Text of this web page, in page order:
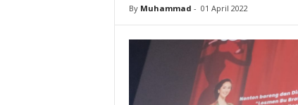
By Muhammad - 01 April 2022